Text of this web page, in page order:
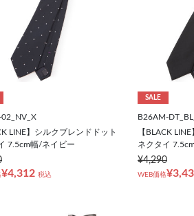
LINE】シルクブレンドドット
7.5cm幅/ネイビー
¥4,312 税込
SALE
B26AM-
【BLACK
ネクタイ
¥4,290
WEB価格